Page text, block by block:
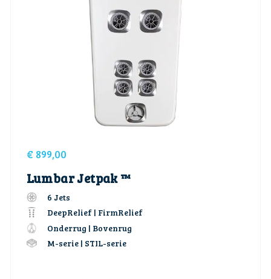
€ 899,00
Lumbar Jetpak ™
6 Jets
DeepRelief | FirmRelief
Onderrug | Bovenrug
M-serie | STIL-serie